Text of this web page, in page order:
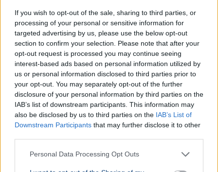
If you wish to opt-out of the sale, sharing to third parties, or
processing of your personal or sensitive information for
targeted advertising by us, please use the below opt-out
section to confirm your selection. Please note that after your
opt-out request is processed you may continue seeing
interest-based ads based on personal information utilized by
us or personal information disclosed to third parties prior to
your opt-out. You may separately opt-out of the further
disclosure of your personal information by third parties on the
IAB’s list of downstream participants. This information may
also be disclosed by us to third parties on the IAB’s List of
Downstream Participants that may further disclose it to other
Personal Data Processing Opt Outs
Tarr Zoltán Közmédia
Tarr Zoltán szerint zajlik a közmédia átvilágítása, a
végleges vezetőt pedig nyílt, átlátható pályázaton
Rezsicsökkentés